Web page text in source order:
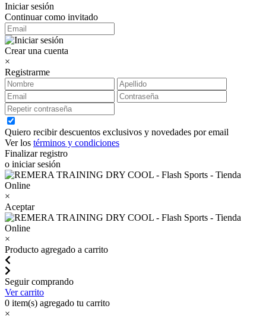
Iniciar sesión
Continuar como invitado
Crear una cuenta
×
Registrarme
Quiero recibir descuentos exclusivos y novedades por email
Ver los términos y condiciones
Finalizar registro
o iniciar sesión
×
Aceptar
×
Producto agregado a carrito
Seguir comprando
Ver carrito
0 item(s) agregado tu carrito
×